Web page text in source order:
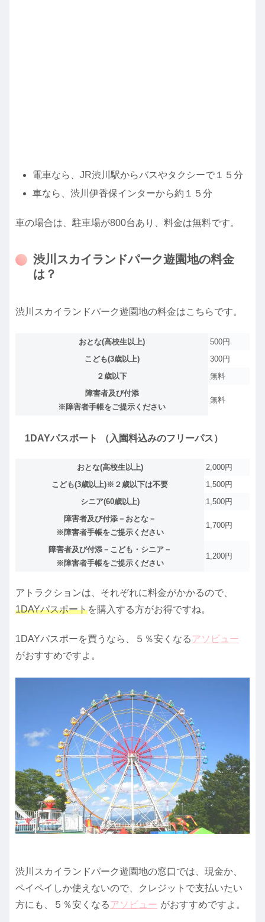
電車なら、JR渋川駅からバスやタクシーで１５分
車なら、渋川伊香保インターから約１５分
車の場合は、駐車場が800台あり、料金は無料です。
渋川スカイランドパーク遊園地の料金
は？
渋川スカイランドパーク遊園地の料金はこちらです。
おとな(高校生以上)
500円
こども(3歳以上)
300円
２歳以下
無料
障害者及び付添
※障害者手帳をご提示ください
無料
1DAYパスポート （入園料込みのフリーパス）
おとな(高校生以上)
2,000円
こども(3歳以上)※２歳以下は不要
1,500円
シニア(60歳以上)
1,500円
障害者及び付添－おとな－
※障害者手帳をご提示ください
1,700円
障害者及び付添－こども・シニア－
※障害者手帳をご提示ください
1,200円
アトラクションは、それぞれに料金がかかるので、
1DAYパスポートを購入する方がお得ですね。
1DAYパスポーを買うなら、５％安くなるアソビュー
がおすすめですよ。
渋川スカイランドパーク遊園地の窓口では、現金か、
ペイペイしか使えないので、クレジットで支払いたい
方にも、５％安くなるアソビュー がおすすめですよ。